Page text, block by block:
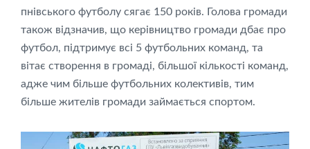
пнівського футболу сягає 150 років. Голова громади
також відзначив, що керівництво громади дбає про
футбол, підтримує всі 5 футбольних команд, та
вітає створення в громаді, більшої кількості команд,
адже чим більше футбольних колективів, тим
більше жителів громади займається спортом.